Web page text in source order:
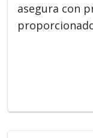
asegura con